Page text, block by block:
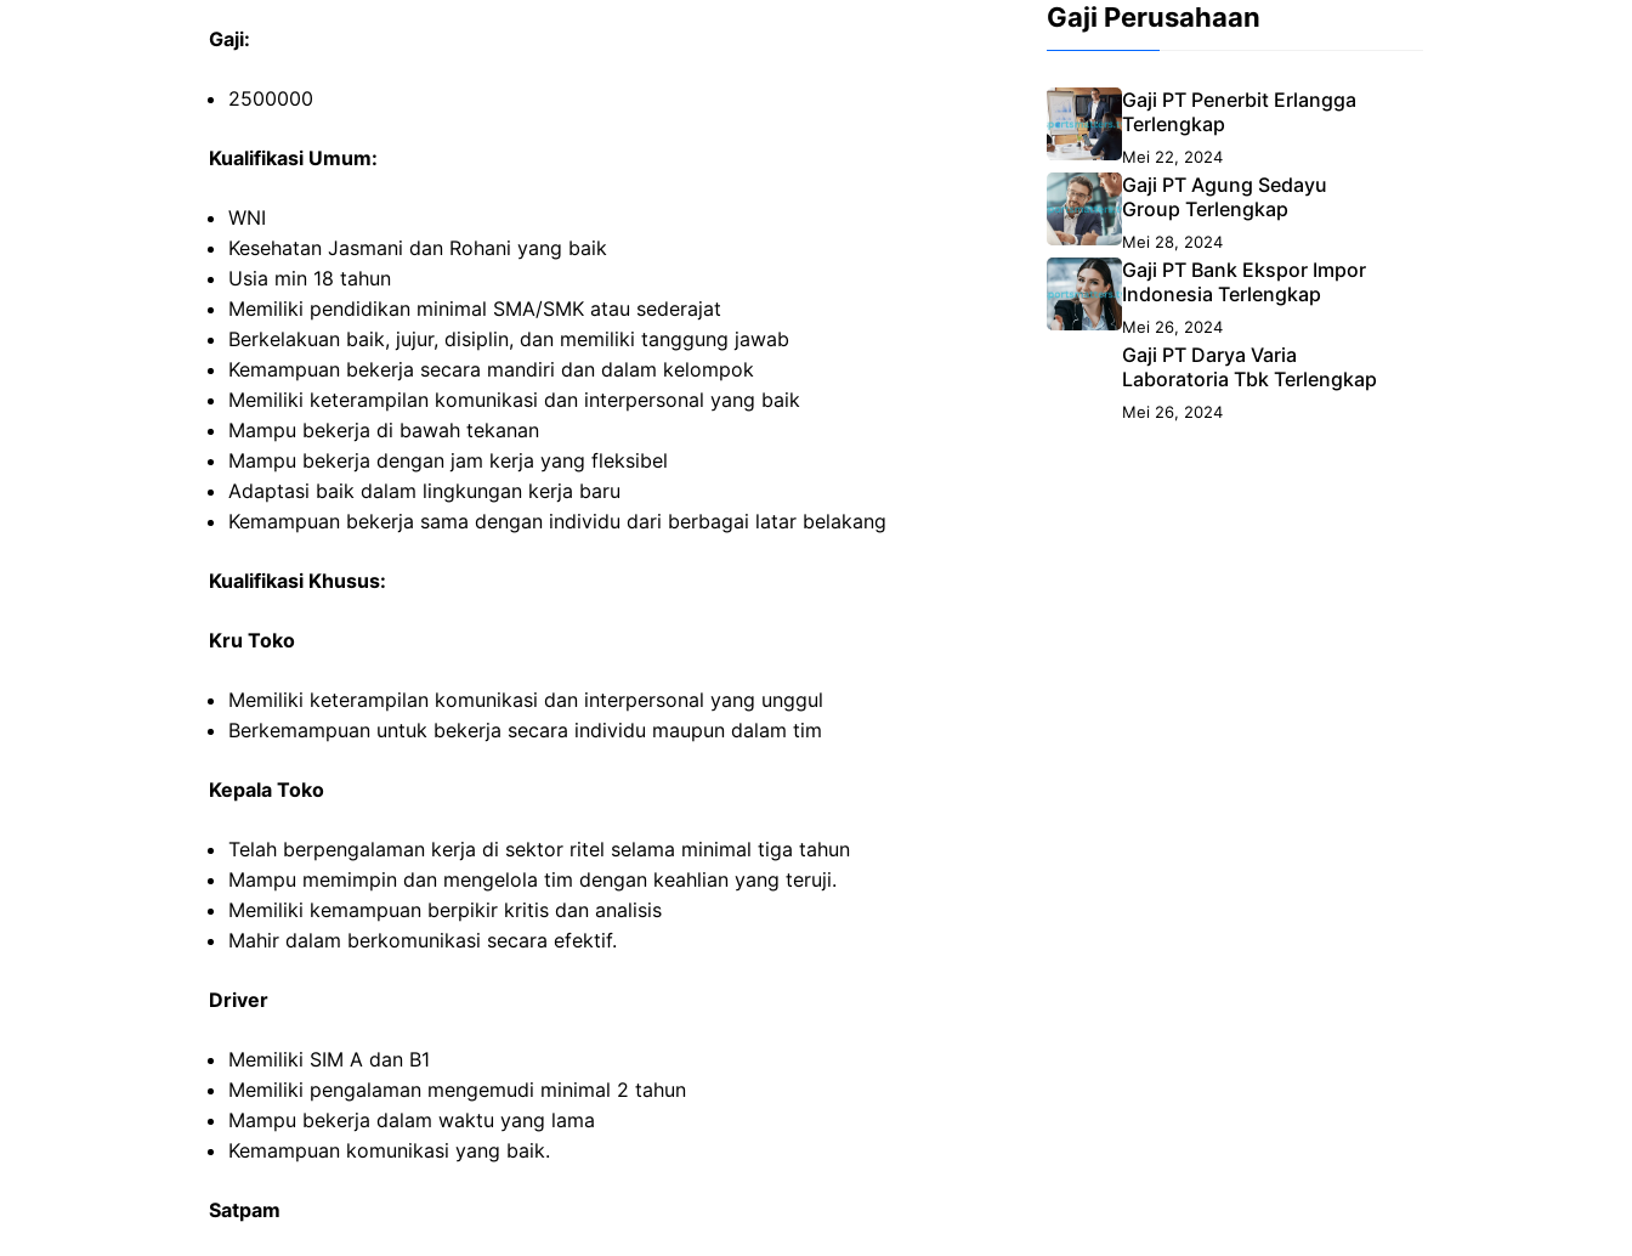
Gaji:
2500000
Kualifikasi Umum:
WNI
Kesehatan Jasmani dan Rohani yang baik
Usia min 18 tahun
Memiliki pendidikan minimal SMA/SMK atau sederajat
Berkelakuan baik, jujur, disiplin, dan memiliki tanggung jawab
Kemampuan bekerja secara mandiri dan dalam kelompok
Memiliki keterampilan komunikasi dan interpersonal yang baik
Mampu bekerja di bawah tekanan
Mampu bekerja dengan jam kerja yang fleksibel
Adaptasi baik dalam lingkungan kerja baru
Kemampuan bekerja sama dengan individu dari berbagai latar belakang
Kualifikasi Khusus:
Kru Toko
Memiliki keterampilan komunikasi dan interpersonal yang unggul
Berkemampuan untuk bekerja secara individu maupun dalam tim
Kepala Toko
Telah berpengalaman kerja di sektor ritel selama minimal tiga tahun
Mampu memimpin dan mengelola tim dengan keahlian yang teruji.
Memiliki kemampuan berpikir kritis dan analisis
Mahir dalam berkomunikasi secara efektif.
Driver
Memiliki SIM A dan B1
Memiliki pengalaman mengemudi minimal 2 tahun
Mampu bekerja dalam waktu yang lama
Kemampuan komunikasi yang baik.
Satpam
Gaji Perusahaan
Gaji PT Penerbit Erlangga
Terlengkap
Mei 22, 2024
Gaji PT Agung Sedayu
Group Terlengkap
Mei 28, 2024
Gaji PT Bank Ekspor Impor
Indonesia Terlengkap
Mei 26, 2024
Gaji PT Darya Varia
Laboratoria Tbk Terlengkap
Mei 26, 2024